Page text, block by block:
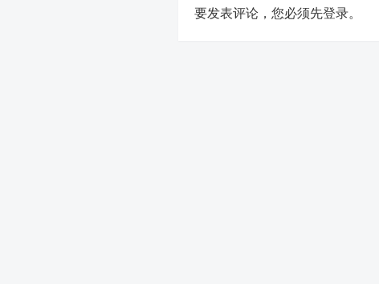
要发表评论，您必须先登录。